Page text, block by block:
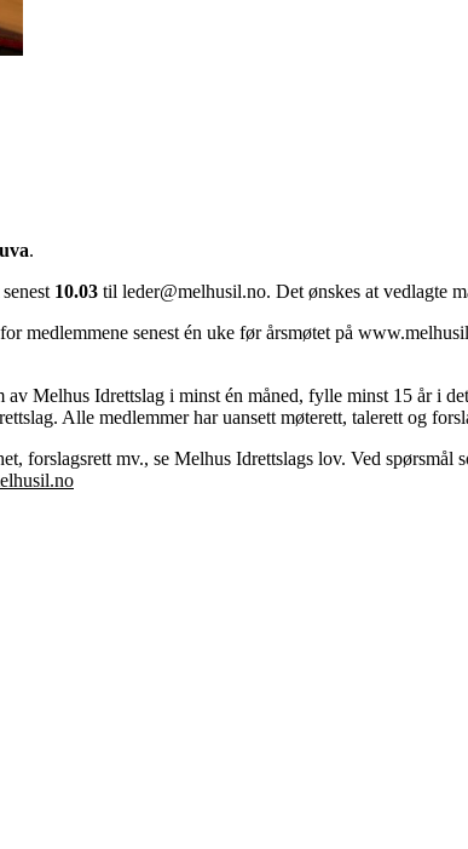
.
10.03 til leder@melhusil.no. Det ønskes at vedlagte
medlemmene senest én uke før årsmøtet på
Melhus Idrettslag i minst én måned, fylle minst 15 år i
Alle medlemmer har uansett møterett, talerett og
forslagsrett mv., se Melhus Idrettslags lov. Ved spørsmål